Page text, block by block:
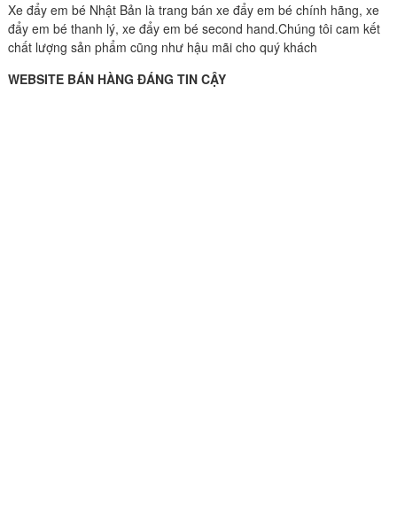
Xe đẩy em bé Nhật Bản là trang bán xe đẩy em bé chính hãng, xe
đẩy em bé thanh lý, xe đẩy em bé second hand.Chúng tôi cam kết
chất lượng sản phẩm cũng như hậu mãi cho quý khách
WEBSITE BÁN HÀNG ĐÁNG TIN CẬY